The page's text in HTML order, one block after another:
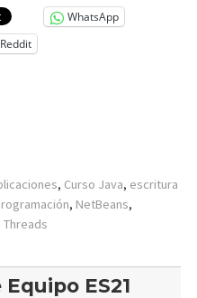
WhatsApp
Reddit
, Curso Java, escritura
, NetBeans,
Threads
ES21